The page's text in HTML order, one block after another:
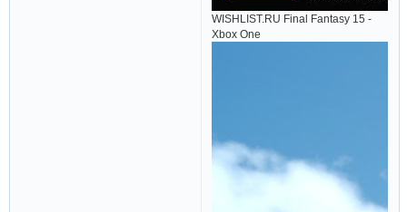
WISHLIST.RU Final Fantasy 15 -
Xbox One